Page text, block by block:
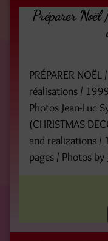
Préparer Noël
PRÉPARER
réalisations /
Photos Jean-Luc
(CHRISTMAS
and realizations /
pages / Photos by